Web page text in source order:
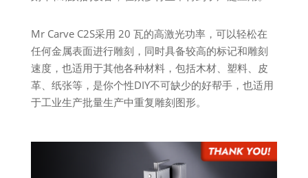
Mr Carve C2S采用 20 瓦的高激光功率，可以轻松在
任何金属表面进行雕刻，同时具备较高的标记和雕刻
速度，也适用于其他各种材料，包括木材、塑料、皮
革、纸张等，是你个性DIY不可缺少的好帮手，也适用
于工业生产批量生产中重复雕刻图形。